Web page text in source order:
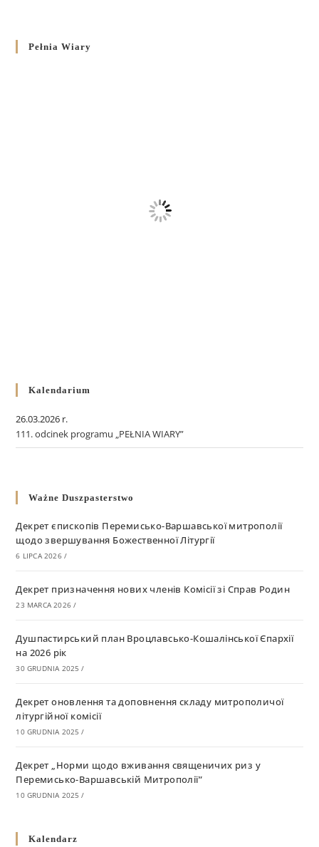
Pełnia Wiary
Kalendarium
26.03.2026 r.
111. odcinek programu „PEŁNIA WIARY”
Ważne Duszpasterstwo
Декрет єпископів Перемисько-Варшавської митрополії
щодо звершування Божественної Літургії
6 LIPCA 2026 /
Декрет призначення нових членів Комісії зі Справ Родин
23 MARCA 2026 /
Душпастирський план Вроцлавсько-Кошалінської Єпархії
на 2026 рік
30 GRUDNIA 2025 /
Декрет оновлення та доповнення складу митрополичої
літургійної комісії
10 GRUDNIA 2025 /
Декрет „Норми щодо вживання священичих риз у
Перемисько-Варшавській Митрополії”
10 GRUDNIA 2025 /
григоріанським календарем
Kalendarz